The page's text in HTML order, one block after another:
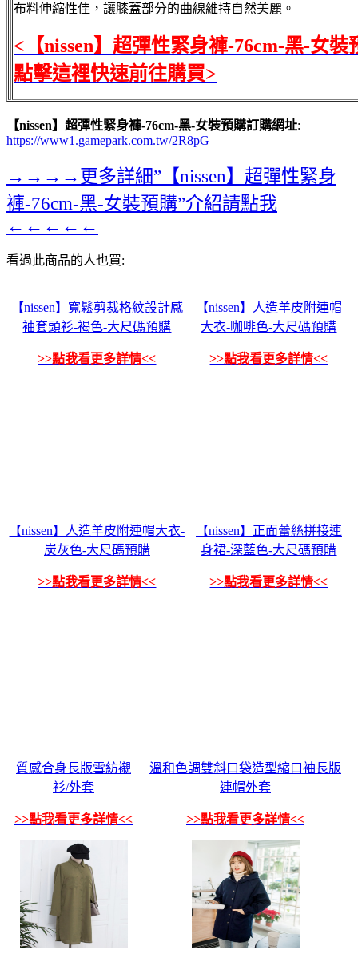
布料伸縮性佳，讓膝蓋部分的曲線維持自然美麗。
<【nissen】超彈性緊身褲-76cm-黑-女裝
點擊這裡快速前往購買>
【nissen】超彈性緊身褲-76cm-黑-女裝預購訂購網址:
https://www1.gamepark.com.tw/2R8pG
→→→→更多詳細”【nissen】超彈性緊身
褲-76cm-黑-女裝預購”介紹請點我
←←←←←
看過此商品的人也買:
【nissen】寬鬆剪裁格紋設計感
袖套頭衫-褐色-大尺碼預購
>>點我看更多詳情<<
【nissen】人造羊皮附連帽
大衣-咖啡色-大尺碼預購
>>點我看更多詳情<<
【nissen】人造羊皮附連帽大衣-
炭灰色-大尺碼預購
>>點我看更多詳情<<
【nissen】正面蕾絲拼接連
身裙-深藍色-大尺碼預購
>>點我看更多詳情<<
質感合身長版雪紡襯
衫/外套
>>點我看更多詳情<<
溫和色調雙斜口袋造型縮口袖長版
連帽外套
>>點我看更多詳情<<